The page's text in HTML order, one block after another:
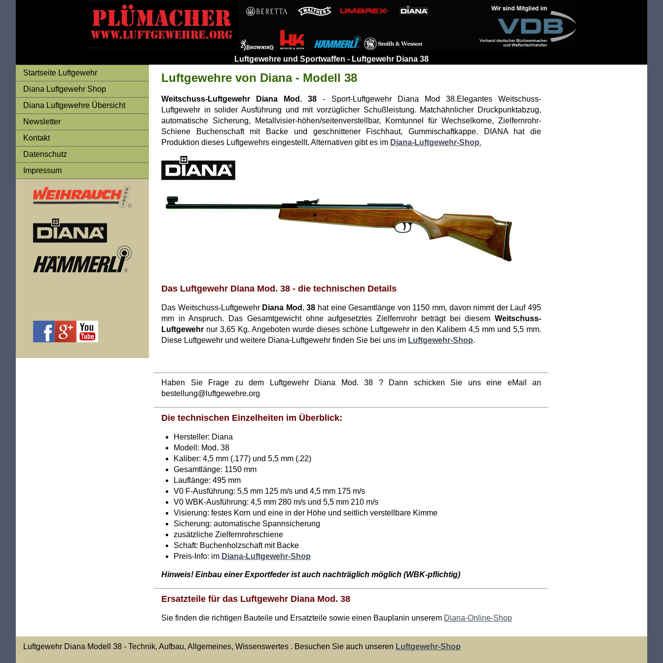
Luftgewehre und Sportwaffen - Luftgewehr Diana 38
Startseite Luftgewehr
Diana Luftgewehr Shop
Diana Luftgewehre Übersicht
Newsletter
Kontakt
Datenschutz
Impressum
Luftgewehre von Diana - Modell 38
Weitschuss-Luftgewehr Diana Mod. 38 - Sport-Luftgewehr Diana Mod 38.Elegantes Weitschuss-
Luftgewehr in solider Ausführung und mit vorzüglicher Schußleistung. Matchähnlicher Druckpunktabzug,
automatische Sicherung, Metallvisier-höhen/seitenverstellbar, Korntunnel für Wechselkorne, Zielfernrohr-
Schiene Buchenschaft mit Backe und geschnittener Fischhaut, Gummischaftkappe. DIANA hat die
Produktion dieses Luftgewehrs eingestellt. Alternativen gibt es im Diana-Luftgewehr-Shop.
Das Luftgewehr Diana Mod. 38 - die technischen Details
Das Weitschuss-Luftgewehr Diana Mod. 38 hat eine Gesamtlänge von 1150 mm, davon nimmt der Lauf 495
mm in Anspruch. Das Gesamtgewicht ohne aufgesetztes Zielfernrohr beträgt bei diesem Weitschuss-
Luftgewehr nur 3,65 Kg. Angeboten wurde dieses schöne Luftgewehr in den Kalibern 4,5 mm und 5,5 mm.
Diese Luftgewehr und weitere Diana-Luftgewehr finden Sie bei uns im Luftgewehr-Shop.
Haben Sie Frage zu dem Luftgewehr Diana Mod. 38 ? Dann schicken Sie uns eine eMail an
bestellung@luftgewehre.org
Die technischen Einzelheiten im Überblick:
Hersteller: Diana
Modell: Mod. 38
Kaliber: 4,5 mm (.177) und 5,5 mm (.22)
Gesamtlänge: 1150 mm
Lauflänge: 495 mm
V0 F-Ausführung: 5,5 mm 125 m/s und 4,5 mm 175 m/s
V0 WBK-Ausführung: 4,5 mm 280 m/s und 5,5 mm 210 m/s
Visierung: festes Korn und eine in der Höhe und seitlich verstellbare Kimme
Sicherung: automatische Spannsicherung
zusätzliche Zielfernrohrschiene
Schaft: Buchenholzschaft mit Backe
Preis-Info: im Diana-Luftgewehr-Shop
Hinweis! Einbau einer Exportfeder ist auch nachträglich möglich (WBK-pflichtig)
Ersatzteile für das Luftgewehr Diana Mod. 38
Sie finden die richtigen Bauteile und Ersatzteile sowie einen Bauplanin unserem Diana-Online-Shop
Luftgewehr Diana Modell 38 - Technik, Aufbau, Allgemeines, Wissenswertes . Besuchen Sie auch unseren Luftgewehr-Shop